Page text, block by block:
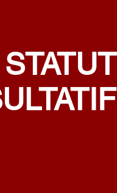
STATUT